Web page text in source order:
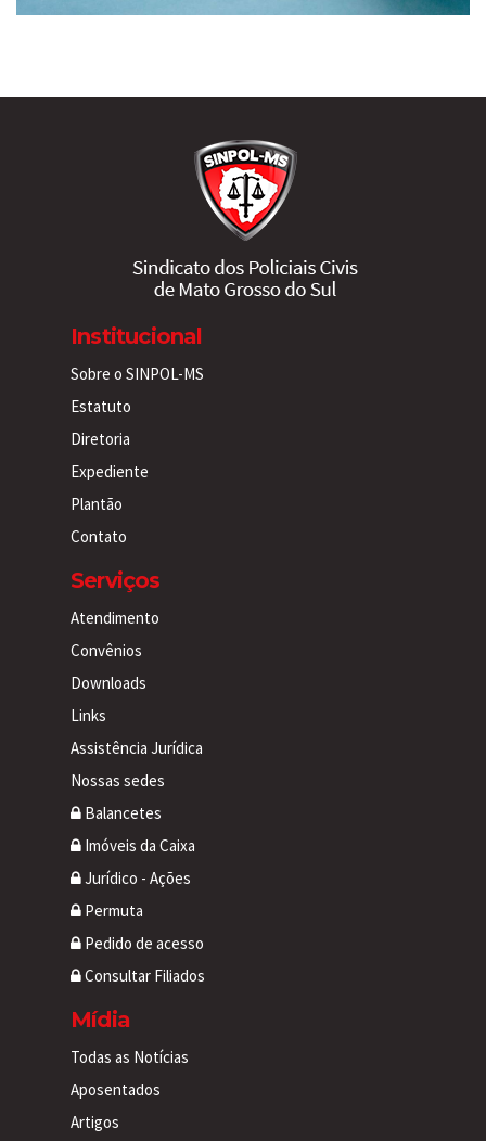
Institucional
Sobre o SINPOL-MS
Estatuto
Diretoria
Expediente
Plantão
Contato
Serviços
Atendimento
Convênios
Downloads
Links
Assistência Jurídica
Nossas sedes
Balancetes
Imóveis da Caixa
Jurídico - Ações
Permuta
Pedido de acesso
Consultar Filiados
Mídia
Todas as Notícias
Aposentados
Artigos